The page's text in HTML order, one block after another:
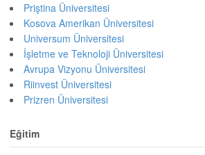
Priştina Üniversitesi
Kosova Amerikan Üniversitesi
Universum Üniversitesi
İşletme ve Teknoloji Üniversitesi
Avrupa Vizyonu Üniversitesi
Riinvest Üniversitesi
Prizren Üniversitesi
Eğitim